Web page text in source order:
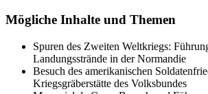
Mögliche Inhalte und Themen
Spuren des Zweiten Weltkriegs:
Landungsstrände in der Normandie
Besuch des amerikanischen
Kriegsgräberstätte des Volksbundes